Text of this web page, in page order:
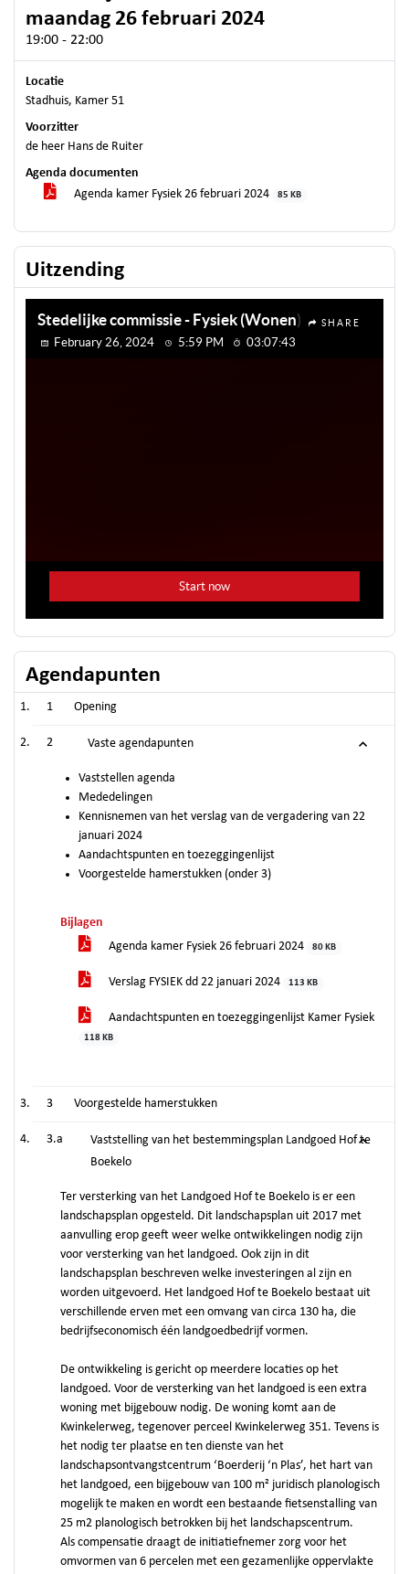
maandag 26 februari 2024
19:00 - 22:00
Locatie
Stadhuis, Kamer 51
Voorzitter
de heer Hans de Ruiter
Agenda documenten
Agenda kamer Fysiek 26 februari 2024
85 KB
Uitzending
Agendapunten
1 Opening
2 Vaste agendapunten
Vaststellen agenda
Mededelingen
Kennisnemen van het verslag van de vergadering van 22
januari 2024
Aandachtspunten en toezeggingenlijst
Voorgestelde hamerstukken (onder 3)
Bijlagen
Agenda kamer Fysiek 26 februari 2024
80 KB
Verslag FYSIEK dd 22 januari 2024 113 KB
Aandachtspunten en toezeggingenlijst Kamer Fysiek
118 KB
3 Voorgestelde hamerstukken
3.a
Vaststelling van het bestemmingsplan Landgoed Hof te
Boekelo
Ter versterking van het Landgoed Hof te Boekelo is er een
landschapsplan opgesteld. Dit landschapsplan uit 2017 met
aanvulling erop geeft weer welke ontwikkelingen nodig zijn
voor versterking van het landgoed. Ook zijn in dit
landschapsplan beschreven welke investeringen al zijn en
worden uitgevoerd. Het landgoed Hof te Boekelo bestaat uit
verschillende erven met een omvang van circa 130 ha, die
bedrijfseconomisch één landgoedbedrijf vormen.
De ontwikkeling is gericht op meerdere locaties op het
landgoed. Voor de versterking van het landgoed is een extra
woning met bijgebouw nodig. De woning komt aan de
Kwinkelerweg, tegenover perceel Kwinkelerweg 351. Tevens is
het nodig ter plaatse en ten dienste van het
landschapsontvangstcentrum ‘Boerderij ‘n Plas’, het hart van
het landgoed, een bijgebouw van 100 m² juridisch planologisch
mogelijk te maken en wordt een bestaande fietsenstalling van
25 m2 planologisch betrokken bij het landschapscentrum.
Als compensatie draagt de initiatiefnemer zorg voor het
omvormen van 6 percelen met een gezamenlijke oppervlakte